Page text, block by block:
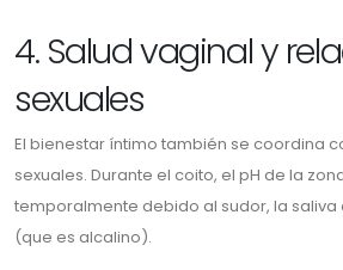
4. Salud vaginal y
sexuales
El bienestar íntimo también se coordina
sexuales. Durante el coito, el pH de la
temporalmente debido al sudor, la saliva
(que es alcalino).